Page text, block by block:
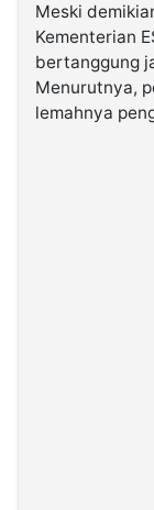
Meski
Kementerian
bertanggung
Menurutnya,
lemahnya